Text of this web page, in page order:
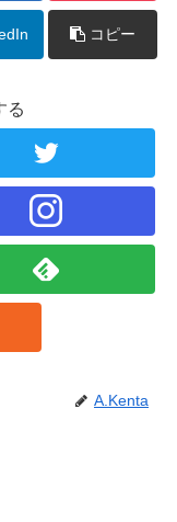
コピー
る
A.Kenta